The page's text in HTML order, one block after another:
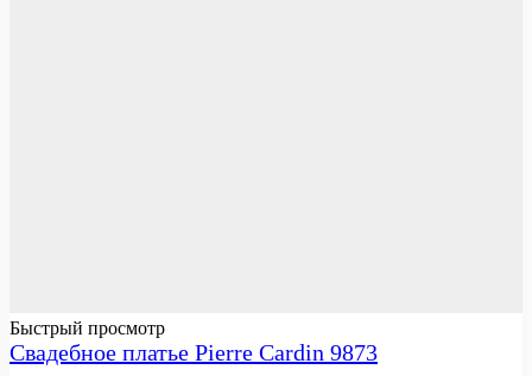
Быстрый просмотр
Свадебное платье Pierre Cardin 9873